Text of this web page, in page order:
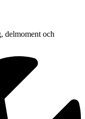
delmoment och